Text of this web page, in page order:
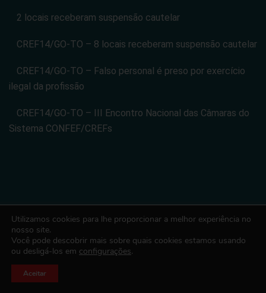
2 locais receberam suspensão cautelar
CREF14/GO-TO – 8 locais receberam suspensão cautelar
CREF14/GO-TO – Falso personal é preso por exercício
ilegal da profissão
CREF14/GO-TO – III Encontro Nacional das Câmaras do
Sistema CONFEF/CREFs
CONSELHO REGIONAL DE EDUCACAO FISICA DA 14 REGIAO -
CREF14/GO-TO. CNPJ: 08.024.822/0001-14
Todos os direitos reservados. Desenvolvido com ♡ por Conexão
Utilizamos cookies para lhe proporcionar a melhor experiência no
nosso site.
Você pode descobrir mais sobre quais cookies estamos usando
ou desligá-los em configurações.
Aceitar